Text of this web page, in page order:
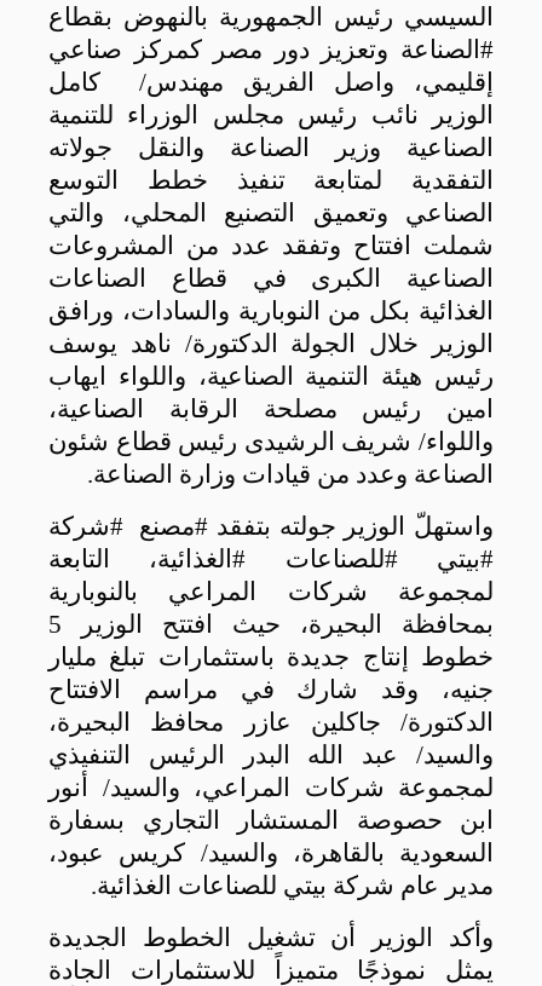
السيسي رئيس الجمهورية بالنهوض بقطاع
#الصناعة وتعزيز دور مصر كمركز صناعي
إقليمي، واصل الفريق مهندس/ كامل
الوزير نائب رئيس مجلس الوزراء للتنمية
الصناعية وزير الصناعة والنقل جولاته
التفقدية لمتابعة تنفيذ خطط التوسع
الصناعي وتعميق التصنيع المحلي، والتي
شملت افتتاح وتفقد عدد من المشروعات
الصناعية الكبرى في قطاع الصناعات
الغذائية بكل من النوبارية والسادات، ورافق
الوزير خلال الجولة الدكتورة/ ناهد يوسف
رئيس هيئة التنمية الصناعية، واللواء ايهاب
امين رئيس مصلحة الرقابة الصناعية،
واللواء/ شريف الرشيدى رئيس قطاع شئون
الصناعة وعدد من قيادات وزارة الصناعة.
واستهلّ الوزير جولته بتفقد #مصنع #شركة
#بيتي #للصناعات #الغذائية، التابعة
لمجموعة شركات المراعي بالنوبارية
بمحافظة البحيرة، حيث افتتح الوزير 5
خطوط إنتاج جديدة باستثمارات تبلغ مليار
جنيه، وقد شارك في مراسم الافتتاح
الدكتورة/ جاكلين عازر محافظ البحيرة،
والسيد/ عبد الله البدر الرئيس التنفيذي
لمجموعة شركات المراعي، والسيد/ أنور
ابن حصوصة المستشار التجاري بسفارة
السعودية بالقاهرة، والسيد/ كريس عبود،
مدير عام شركة بيتي للصناعات الغذائية.
وأكد الوزير أن تشغيل الخطوط الجديدة
يمثل نموذجًا متميزاً للاستثمارات الجادة